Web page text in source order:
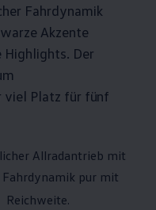
Fahrdynamik
Akzente
Highlights. Der
viel Platz für fünf
Allradantrieb mit
Fahrdynamik pur mit
Reichweite.